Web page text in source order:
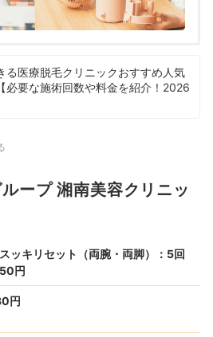
る医療脱毛クリニックおすすめ人気
必要な施術回数や料金を紹介！2026
ープ 湘南美容クリニッ
ッキリセット（両腕・両脚）：5回
円
円